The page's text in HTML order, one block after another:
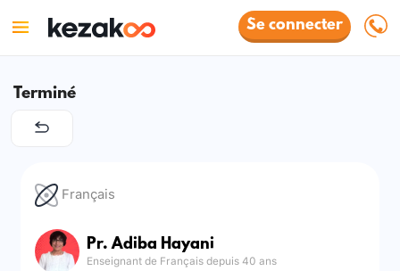
Se connecter
Terminé
Français
Pr. Adiba Hayani
Enseignant de Français depuis 40 ans